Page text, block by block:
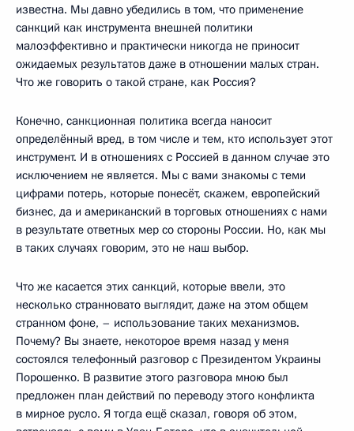
известна. Мы давно убедились в том, что применение
санкций как инструмента внешней политики
малоэффективно и практически никогда не приносит
ожидаемых результатов даже в отношении малых стран.
Что же говорить о такой стране, как Россия?
Конечно, санкционная политика всегда наносит
определённый вред, в том числе и тем, кто использует этот
инструмент. И в отношениях с Россией в данном случае это
исключением не является. Мы с вами знакомы с теми
цифрами потерь, которые понесёт, скажем, европейский
бизнес, да и американский в торговых отношениях с нами
в результате ответных мер со стороны России. Но, как мы
в таких случаях говорим, это не наш выбор.
Что же касается этих санкций, которые ввели, это
несколько странновато выглядит, даже на этом общем
странном фоне, – использование таких механизмов.
Почему? Вы знаете, некоторое время назад у меня
состоялся телефонный разговор с Президентом Украины
Порошенко. В развитие этого разговора мною был
предложен план действий по переводу этого конфликта
в мирное русло. Я тогда ещё сказал, говоря об этом,